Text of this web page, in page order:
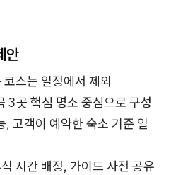
안
스는 일정에서 제외
3곳 핵심 명소 중심으로 구성
고객이 예약한 숙소 기준 일
시간 배정, 가이드 사전 공유